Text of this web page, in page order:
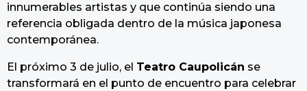
innumerables artistas y que continúa siendo una
referencia obligada dentro de la música japonesa
contemporánea.
El próximo 3 de julio, el Teatro Caupolicán se
transformará en el punto de encuentro para celebrar